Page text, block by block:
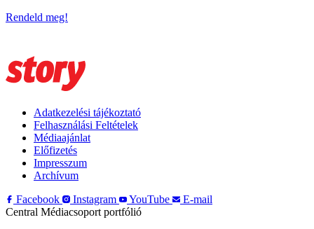
Rendeld meg!
Adatkezelési tájékoztató
Felhasználási Feltételek
Médiaajánlat
Előfizetés
Impresszum
Archívum
Facebook
Instagram YouTube
E-mail
Central Médiacsoport portfólió